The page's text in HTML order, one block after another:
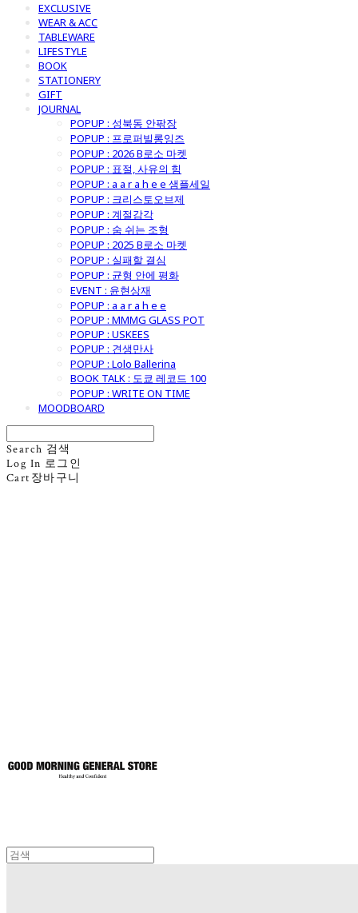
EXCLUSIVE
WEAR & ACC
TABLEWARE
LIFESTYLE
BOOK
STATIONERY
GIFT
JOURNAL
POPUP : 성북동 안팎장
POPUP : 프로퍼빌롱잉즈
POPUP : 2026 B로소 마켓
POPUP : 표절, 사유의 힘
POPUP : a a r a h e e 샘플세일
POPUP : 크리스토오브제
POPUP : 계절감각
POPUP : 숨 쉬는 조형
POPUP : 2025 B로소 마켓
POPUP : 실패할 결심
POPUP : 균형 안에 평화
EVENT : 윤현상재
POPUP : a a r a h e e
POPUP : MMMG GLASS POT
POPUP : USKEES
POPUP : 견생만사
POPUP : Lolo Ballerina
BOOK TALK : 도쿄 레코드 100
POPUP : WRITE ON TIME
MOODBOARD
Search 검색
Log In 로그인
Cart 장바구니